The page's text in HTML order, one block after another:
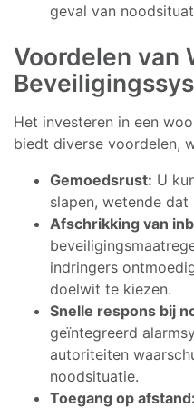
geval van
Voordelen van
Het investeren in een
biedt diverse voordelen,
Gemoedsrust: U
slapen, wetende
Afschrikking van
indringers
doelwit te kiezen.
Snelle respons bij
geïntegreerd
autoriteiten
noodsituatie.
Toegang op afstand: